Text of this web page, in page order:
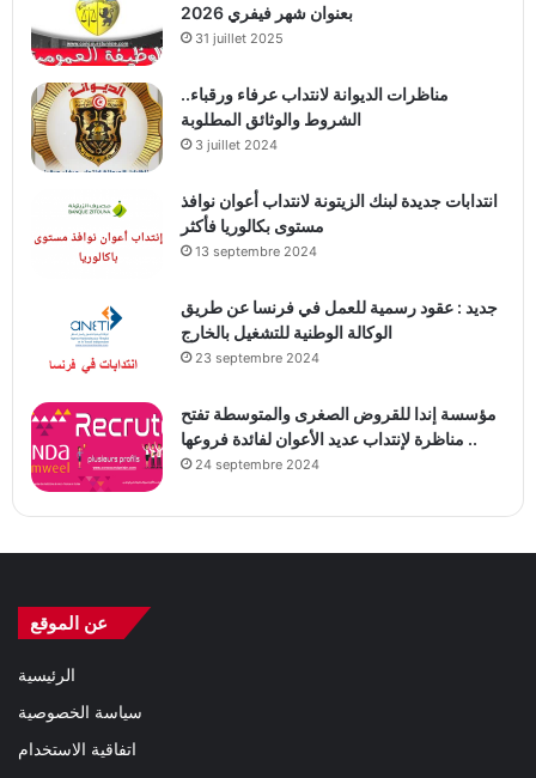
بعنوان شهر فيفري 2026
31 juillet 2025
مناظرات الديوانة لانتداب عرفاء ورقباء..
الشروط والوثائق المطلوبة
3 juillet 2024
انتدابات جديدة لبنك الزيتونة لانتداب أعوان نوافذ
مستوى بكالوريا فأكثر
13 septembre 2024
جديد : عقود رسمية للعمل في فرنسا عن طريق
الوكالة الوطنية للتشغيل بالخارج
23 septembre 2024
مؤسسة إندا للقروض الصغرى والمتوسطة تفتح
مناظرة لإنتداب عديد الأعوان لفائدة فروعها ..
24 septembre 2024
عن الموقع
الرئيسية
سياسة الخصوصية
اتفاقية الاستخدام